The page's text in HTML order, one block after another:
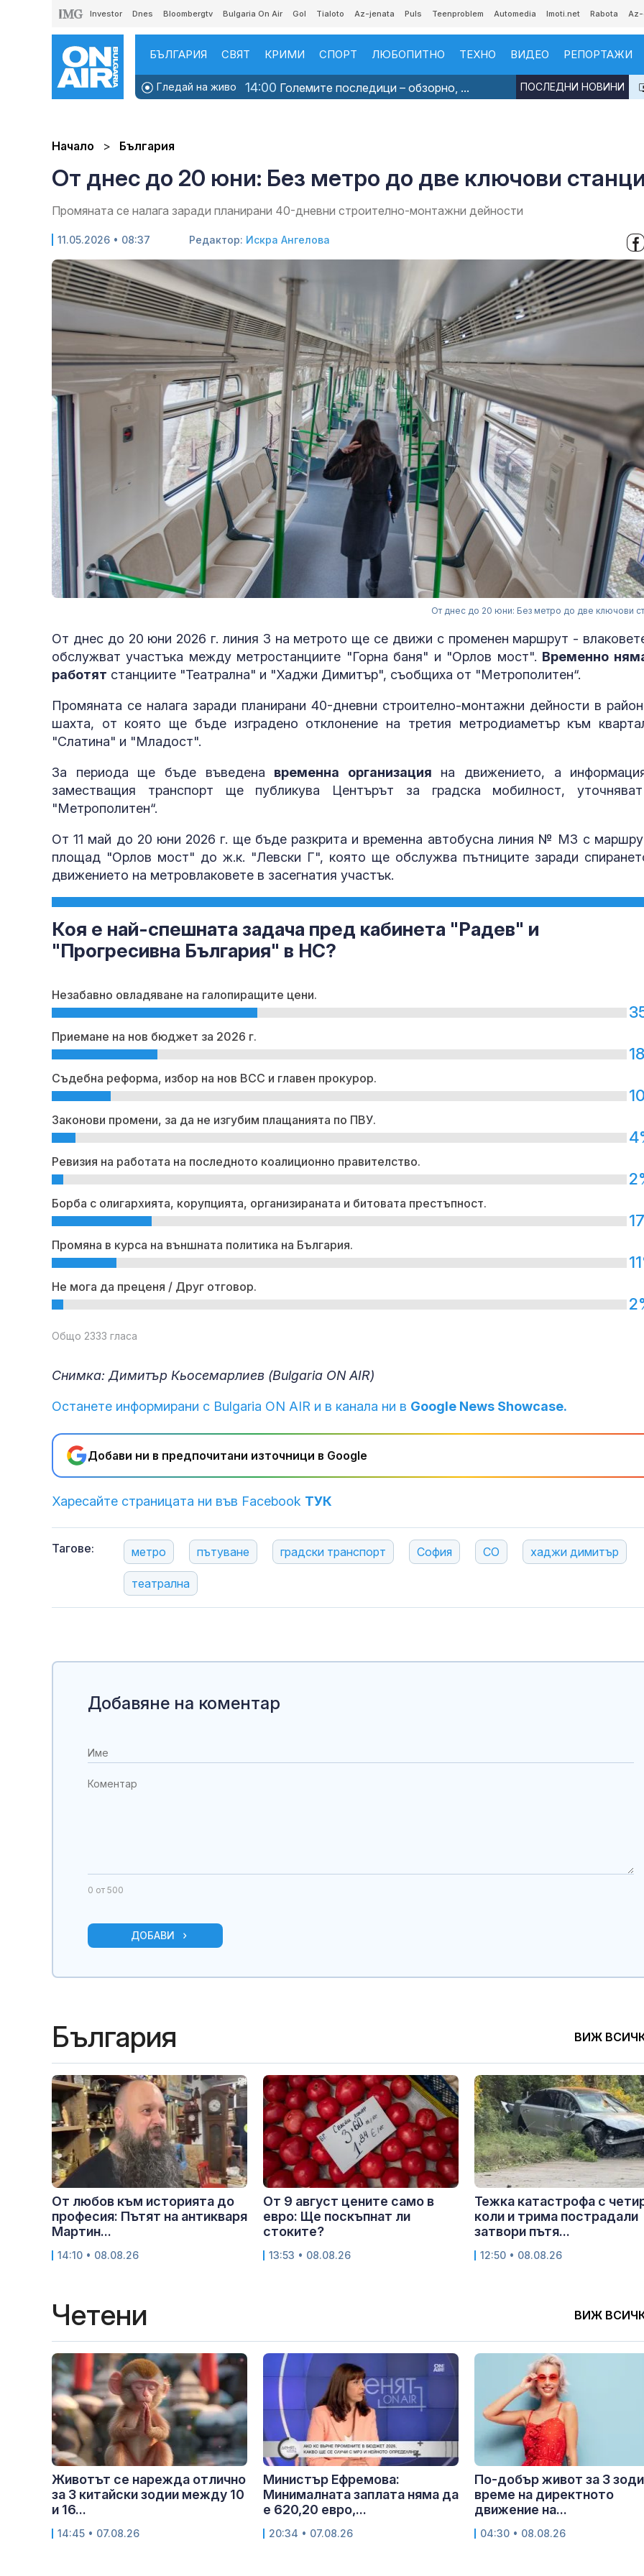
Investor Dnes Bloombergtv Bulgaria On Air Gol Tialoto Az-jenata Puls Teenproblem Automedia Imoti.net Rabota
БЪЛГАРИЯ СВЯТ КРИМИ СПОРТ ЛЮБОПИТНО ТЕХНО ВИДЕО РЕПОРТАЖИ
Гледай на живо 14:00 Големите последици – обзорно, ... ПОСЛЕДНИ НОВИНИ
Начало България
От днес до 20 юни: Без метро до две ключови
Промяната се налага заради планирани 40-дневни строително-монтажни дейности
11.05.2026 • 08:37 Редактор: Искра Ангелова
От днес до 20 юни: Без метро до две ключови
От днес до 20 юни 2026 г. линия 3 на метрото ще се движи с променен маршрут -
обслужват участъка между метростанциите "Горна баня" и "Орлов мост". Временно
работят станциите "Театрална" и "Хаджи Димитър", съобщиха от "Метрополитен“.
Промяната се налага заради планирани 40-дневни строително-монтажни дейности в
шахта, от която ще бъде изградено отклонение на третия метродиаметър към
"Слатина" и "Младост".
За периода ще бъде въведена временна организация на движението, а
заместващия транспорт ще публикува Центърът за градска мобилност,
"Метрополитен“.
От 11 май до 20 юни 2026 г. ще бъде разкрита и временна автобусна линия № М3 с
площад "Орлов мост" до ж.к. "Левски Г", която ще обслужва пътниците заради
движението на метровлаковете в засегнатия участък.
Коя е най-спешната задача пред кабинета "Радев" и
"Прогресивна България" в НС?
Незабавно овладяване на галопиращите цени.
Приемане на нов бюджет за 2026 г.
Съдебна реформа, избор на нов ВСС и главен прокурор.
Законови промени, за да не изгубим плащанията по ПВУ.
Ревизия на работата на последното коалиционно правителство.
Борба с олигархията, корупцията, организираната и битовата престъпност.
Промяна в курса на външната политика на България.
Не мога да преценя / Друг отговор.
Общо 2333 гласа
Снимка: Димитър Кьосемарлиев (Bulgaria ON AIR)
Останете информирани с Bulgaria ON AIR и в канала ни в Google News Showcase.
Добави ни в предпочитани източници в Google
Харесайте страницата ни във Facebook ТУК
Тагове: метро пътуване градски транспорт София СО хаджи димитър
театрална
Мирчев:
край Кардам
държава от НАТО
Няма
критична
Добавяне на коментар
0 от 500
ДОБАВИ
България ВИЖ
От любов към историята до
професия: Пътят на антикваря
Мартин...
14:10 • 08.08.26
От 9 август цените само в
евро: Ще поскъпнат ли
стоките?
13:53 • 08.08.26
Тежка катастрофа с
коли и трима пострадали
затвори пътя...
12:50 • 08.08.26
Четени ВИЖ
Животът се нарежда отлично
за 3 китайски зодии между 10
и 16...
14:45 • 07.08.26
Министър Ефремова:
Минималната заплата няма да
е 620,20 евро,...
20:34 • 07.08.26
По-добър живот за 3
време на директното
движение на...
04:30 • 08.08.26